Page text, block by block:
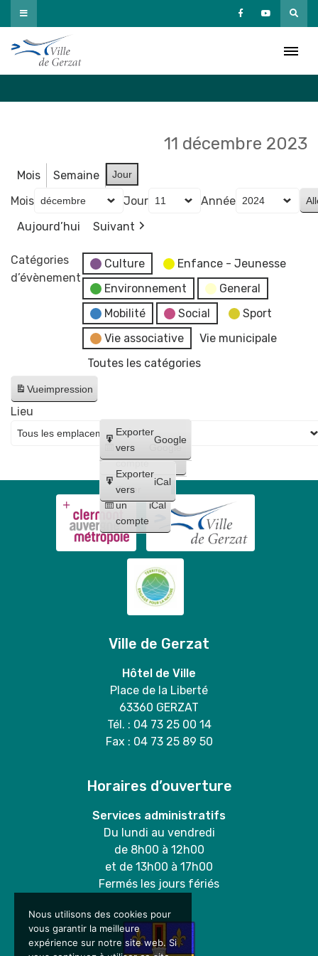
Passer
au
contenu
11 décembre 2023
Mois Semaine Jour
Mois Jour
Année
Aujourd’hui
Suivant
Catégories
d’évènement
Culture
Enfance - Jeunesse
Environnement
General
Mobilité
Social
Sport
Vie associative
Vie municipale
Toutes les catégories
Vueimpression
Créer
un
compte
Google
Créer
un
compte
iCal
Exporter
vers
Google
Exporter
vers
iCal
Lieu
Ville de Gerzat
Hôtel de Ville
Place de la Liberté
63360 GERZAT
Tél. : 04 73 25 00 14
Fax : 04 73 25 89 50
Horaires d’ouverture
Services administratifs
Du lundi au vendredi
de 8h00 à 12h00
et de 13h00 à 17h00
Fermés les jours fériés
Nous utilisons des cookies pour
vous garantir la meilleure
expérience sur notre site web. Si